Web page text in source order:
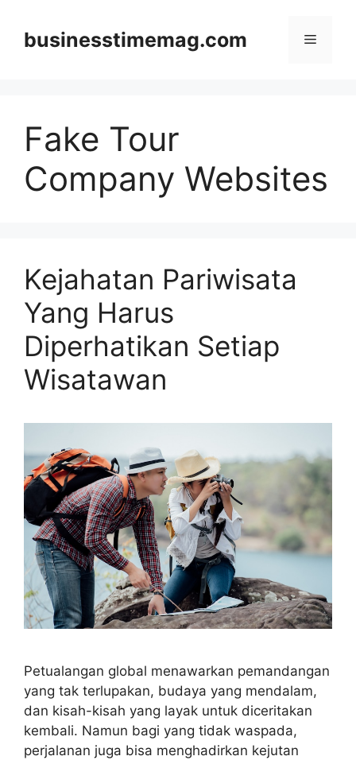
contentbusinesstimemag.com Menu
Fake Tour
Company Websites
Kejahatan Pariwisata
Yang Harus
Diperhatikan Setiap
Wisatawan
Petualangan global menawarkan pemandangan
yang tak terlupakan, budaya yang mendalam,
dan kisah-kisah yang layak untuk diceritakan
kembali. Namun bagi yang tidak waspada,
perjalanan juga bisa menghadirkan kejutan